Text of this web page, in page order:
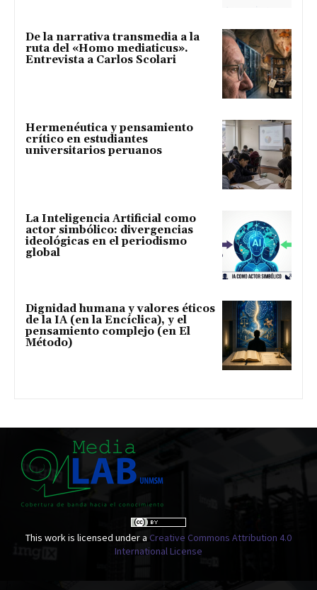
De la narrativa transmedia a la
ruta del «Homo mediaticus».
Entrevista a Carlos Scolari
Hermenéutica y pensamiento
crítico en estudiantes
universitarios peruanos
La Inteligencia Artificial como
actor simbólico: divergencias
ideológicas en el periodismo
global
Dignidad humana y valores éticos
de la IA (en la Encíclica), y el
pensamiento complejo (en El
Método)
This work is licensed under a Creative Commons Attribution 4.0
International License